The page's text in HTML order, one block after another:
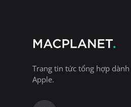
Trang tin tức tổng hợp
Apple.